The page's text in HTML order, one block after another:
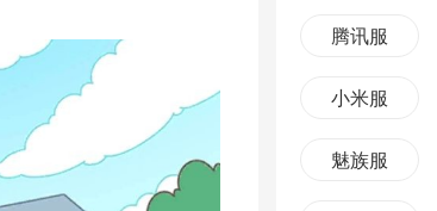
腾讯服
小米服
魅族服